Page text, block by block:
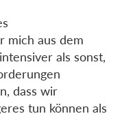
mich aus dem
als sonst,
dass wir
tun können als